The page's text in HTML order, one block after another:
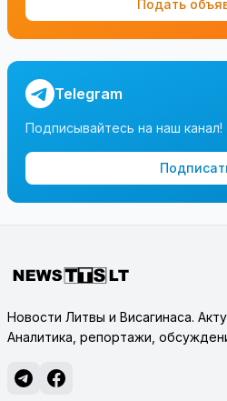
Подать
Telegram
Подписывайтесь на наш канал!
Новости Литвы и Висагинаса.
Аналитика, репортажи,